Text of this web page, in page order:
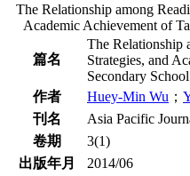
The Relationship among
Academic Achievement of
篇名
The Relationship
Strategies, and
Secondary
作者
Huey-Min Wu ；
刊名
Asia Pacific
卷期
3(1)
出版年月
2014/06